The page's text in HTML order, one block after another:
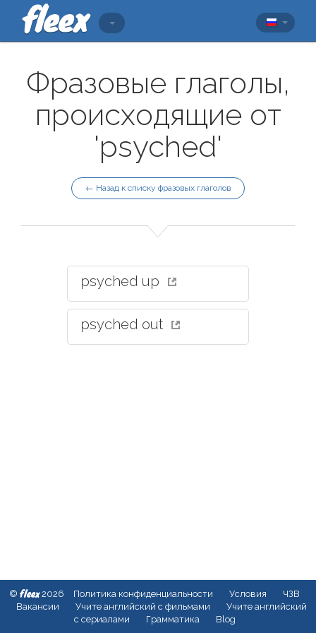
Фразовые глаголы,
происходящие от
'psyched'
← Назад к списку фразовых глаголов
psyched up
psyched out
© fleex2026 Политика конфиденциальности Условия
ЧЗВ
Вакансии
Учите английский с фильмами
Учите английский
с сериалами
Грамматика Blog